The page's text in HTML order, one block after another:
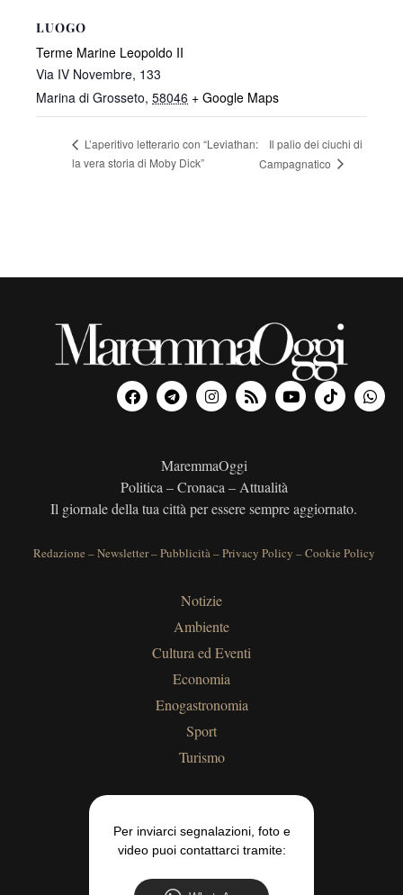
LUOGO
Terme Marine Leopoldo II
Via IV Novembre, 133
Marina di Grosseto, 58046 + Google Maps
L’aperitivo letterario con “Leviathan:
la vera storia di Moby Dick”
Il palio dei ciuchi di
Campagnatico
MaremmaOggi
Politica – Cronaca – Attualità
Il giornale della tua città per essere sempre aggiornato.
Redazione –Newsletter–Pubblicità–Privacy Policy –Cookie Policy
Notizie
Ambiente
Cultura ed Eventi
Economia
Enogastronomia
Sport
Turismo
Per inviarci segnalazioni, foto e
video puoi contattarci tramite: